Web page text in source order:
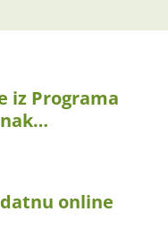
iz Programa
online